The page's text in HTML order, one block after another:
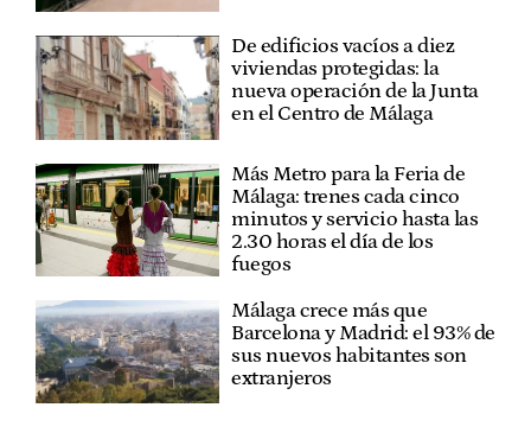
De edificios vacíos a diez
viviendas protegidas: la
nueva operación de la Junta
en el Centro de Málaga
Más Metro para la Feria de
Málaga: trenes cada cinco
minutos y servicio hasta las
2.30 horas el día de los
fuegos
Málaga crece más que
Barcelona y Madrid: el 93% de
sus nuevos habitantes son
extranjeros